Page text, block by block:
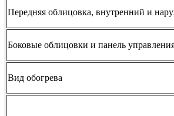
Передняя облицовка, внутренний и
Боковые облицовки и панель
Вид обогрева